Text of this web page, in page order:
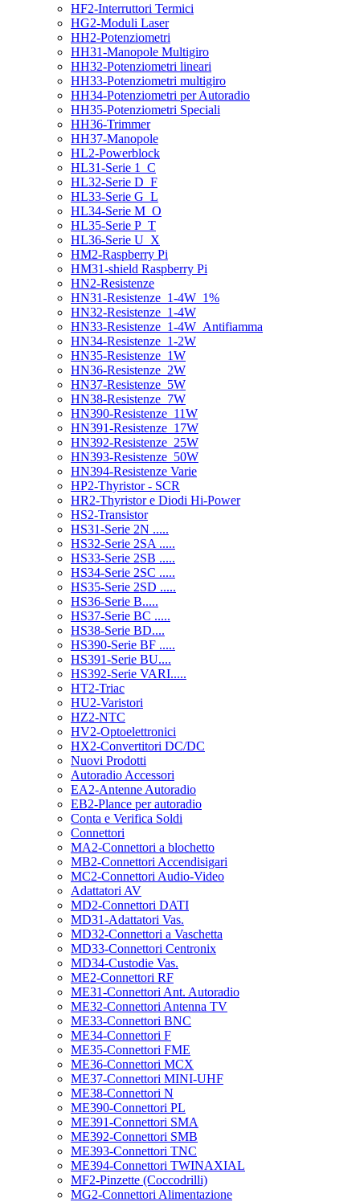
HF2-Interruttori Termici
HG2-Moduli Laser
HH2-Potenziometri
HH31-Manopole Multigiro
HH32-Potenziometri lineari
HH33-Potenziometri multigiro
HH34-Potenziometri per Autoradio
HH35-Potenziometri Speciali
HH36-Trimmer
HH37-Manopole
HL2-Powerblock
HL31-Serie 1_C
HL32-Serie D_F
HL33-Serie G_L
HL34-Serie M_O
HL35-Serie P_T
HL36-Serie U_X
HM2-Raspberry Pi
HM31-shield Raspberry Pi
HN2-Resistenze
HN31-Resistenze_1-4W_1%
HN32-Resistenze_1-4W
HN33-Resistenze_1-4W_Antifiamma
HN34-Resistenze_1-2W
HN35-Resistenze_1W
HN36-Resistenze_2W
HN37-Resistenze_5W
HN38-Resistenze_7W
HN390-Resistenze_11W
HN391-Resistenze_17W
HN392-Resistenze_25W
HN393-Resistenze_50W
HN394-Resistenze Varie
HP2-Thyristor - SCR
HR2-Thyristor e Diodi Hi-Power
HS2-Transistor
HS31-Serie 2N .....
HS32-Serie 2SA .....
HS33-Serie 2SB .....
HS34-Serie 2SC .....
HS35-Serie 2SD .....
HS36-Serie B.....
HS37-Serie BC .....
HS38-Serie BD....
HS390-Serie BF .....
HS391-Serie BU....
HS392-Serie VARI.....
HT2-Triac
HU2-Varistori
HZ2-NTC
HV2-Optoelettronici
HX2-Convertitori DC/DC
Nuovi Prodotti
Autoradio Accessori
EA2-Antenne Autoradio
EB2-Plance per autoradio
Conta e Verifica Soldi
Connettori
MA2-Connettori a blochetto
MB2-Connettori Accendisigari
MC2-Connettori Audio-Video
Adattatori AV
MD2-Connettori DATI
MD31-Adattatori Vas.
MD32-Connettori a Vaschetta
MD33-Connettori Centronix
MD34-Custodie Vas.
ME2-Connettori RF
ME31-Connettori Ant. Autoradio
ME32-Connettori Antenna TV
ME33-Connettori BNC
ME34-Connettori F
ME35-Connettori FME
ME36-Connettori MCX
ME37-Connettori MINI-UHF
ME38-Connettori N
ME390-Connettori PL
ME391-Connettori SMA
ME392-Connettori SMB
ME393-Connettori TNC
ME394-Connettori TWINAXIAL
MF2-Pinzette (Coccodrilli)
MG2-Connettori Alimentazione